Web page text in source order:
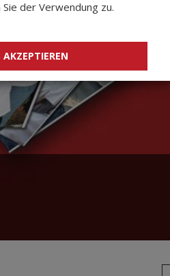
der Verwendung zu.